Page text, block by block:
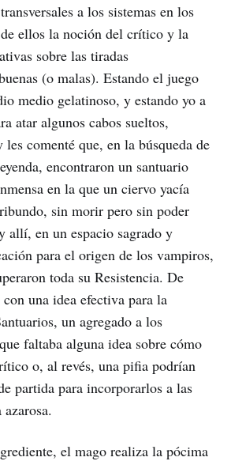
a los sistemas en los
ellos la noción del crítico y la
sobre las tiradas
(o malas). Estando el juego
medio gelatinoso, y estando yo a
atar algunos cabos sueltos,
les comenté que, en la búsqueda de
encontraron un santuario
en la que un ciervo yacía
sin morir pero sin poder
allí, en un espacio sagrado y
para el origen de los vampiros,
toda su Resistencia. De
una idea efectiva para la
un agregado a los
faltaba alguna idea sobre cómo
o, al revés, una pifia podrían
partida para incorporarlos a las
el mago realiza la pócima